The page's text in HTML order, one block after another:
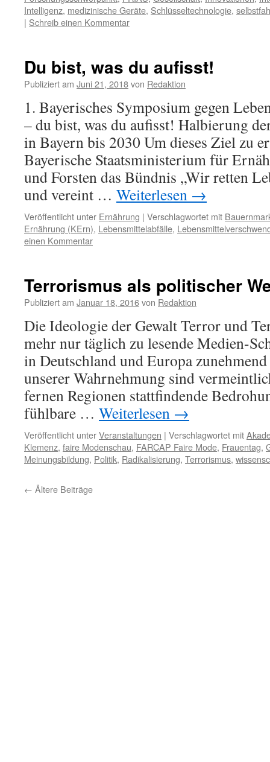
Intelligenz, medizinische Geräte, Schlüsseltechnologie,
| Schreib einen Kommentar
Du bist, was du aufisst!
Publiziert am Juni 21, 2018von Redaktion
1. Bayerisches Symposium gegen
– du bist, was du aufisst! Halbierung
in Bayern bis 2030 Um dieses Ziel zu
Bayerische Staatsministerium für
und Forsten das Bündnis „Wir retten
und vereint … Weiterlesen →
Veröffentlicht unter Ernährung | Verschlagwortet mit
Ernährung (KErn), Lebensmittelabfälle,
einen Kommentar
Terrorismus als politischer
Publiziert am Januar 18, 2016von Redaktion
Die Ideologie der Gewalt Terror und
mehr nur täglich zu lesende Medien-
in Deutschland und Europa
unserer Wahrnehmung sind
fernen Regionen stattfindende
fühlbare … Weiterlesen →
Veröffentlicht unterVeranstaltungen | Verschlagwortet mit
Klemenz, faire Modenschau, FARCAP Faire Mode, Frauentag,
Meinungsbildung, Politik, Radikalisierung, Terrorismus,
← Ältere Beiträge